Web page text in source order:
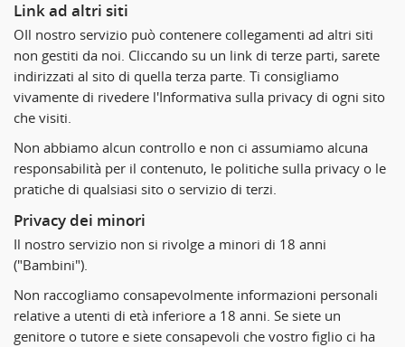
Link ad altri siti
OIl nostro servizio può contenere collegamenti ad altri siti
non gestiti da noi. Cliccando su un link di terze parti, sarete
indirizzati al sito di quella terza parte. Ti consigliamo
vivamente di rivedere l'Informativa sulla privacy di ogni sito
che visiti.
Non abbiamo alcun controllo e non ci assumiamo alcuna
responsabilità per il contenuto, le politiche sulla privacy o le
pratiche di qualsiasi sito o servizio di terzi.
Privacy dei minori
Il nostro servizio non si rivolge a minori di 18 anni
("Bambini").
Non raccogliamo consapevolmente informazioni personali
relative a utenti di età inferiore a 18 anni. Se siete un
genitore o tutore e siete consapevoli che vostro figlio ci ha